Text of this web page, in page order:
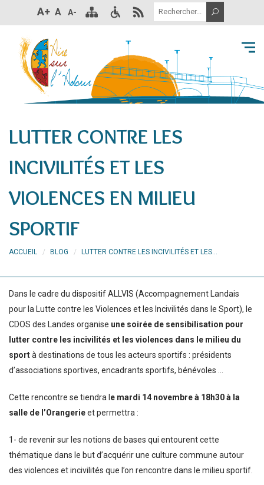
A+ A A-
LUTTER CONTRE LES
INCIVILITÉS ET LES
VIOLENCES EN MILIEU
SPORTIF
ACCUEIL BLOG LUTTER CONTRE LES INCIVILITÉS ET LES...
Dans le cadre du dispositif ALLVIS (Accompagnement Landais
pour la Lutte contre les Violences et les Incivilités dans le Sport), le
CDOS des Landes organise une soirée de sensibilisation pour
lutter contre les incivilités et les violences dans le milieu du
sportà destinations de tous les acteurs sportifs : présidents
d’associations sportives, encadrants sportifs, bénévoles …
Cette rencontre se tiendra le mardi 14 novembre à 18h30 à la
salle de l’Orangerieet permettra :
1- de revenir sur les notions de bases qui entourent cette
thématique dans le but d’acquérir une culture commune autour
des violences et incivilités que l’on rencontre dans le milieu sportif.